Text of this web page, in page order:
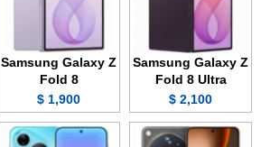
Samsung Galaxy Z
Fold 8 Ultra
2,100 $
Samsung Galaxy Z
Fold 8
1,900 $